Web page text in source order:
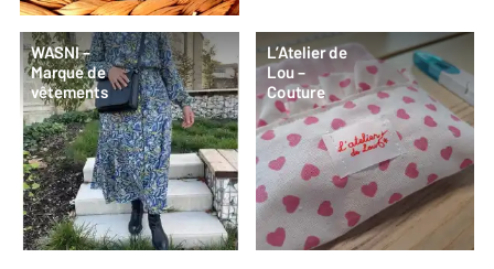
WASNI –
Marque de
vêtements
L’Atelier de
Lou –
Couture